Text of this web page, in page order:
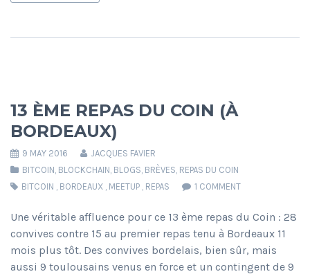
13 ÈME REPAS DU COIN (À
BORDEAUX)
9 MAY 2016
JACQUES FAVIER
BITCOIN, BLOCKCHAIN, BLOGS, BRÈVES, REPAS DU COIN
BITCOIN , BORDEAUX , MEETUP , REPAS 1 COMMENT
Une véritable affluence pour ce 13 ème repas du Coin : 28
convives contre 15 au premier repas tenu à Bordeaux 11
mois plus tôt. Des convives bordelais, bien sûr, mais
aussi 9 toulousains venus en force et un contingent de 9